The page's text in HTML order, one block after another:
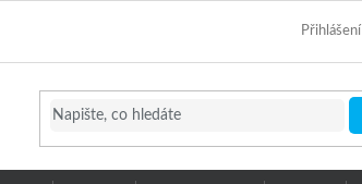
Přihlášení